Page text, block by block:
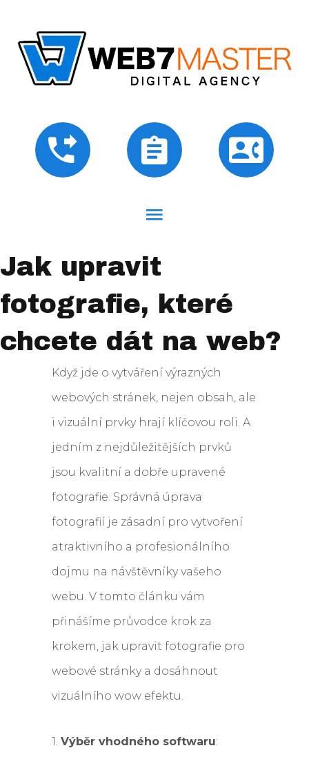
Jak upravit
fotografie, které
chcete dát na web?
Když jde o vytváření výrazných
webových stránek, nejen obsah, ale
i vizuální prvky hrají klíčovou roli. A
jedním z nejdůležitějších prvků
jsou kvalitní a dobře upravené
fotografie. Správná úprava
fotografií je zásadní pro vytvoření
atraktivního a profesionálního
dojmu na návštěvníky vašeho
webu. V tomto článku vám
přinášíme průvodce krok za
krokem, jak upravit fotografie pro
webové stránky a dosáhnout
vizuálního wow efektu.
1. Výběr vhodného softwaru: